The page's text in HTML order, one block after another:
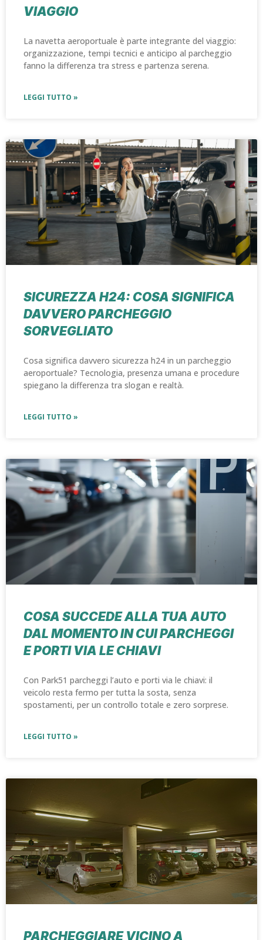
VIAGGIO
La navetta aeroportuale è parte integrante del viaggio:
organizzazione, tempi tecnici e anticipo al parcheggio
fanno la differenza tra stress e partenza serena.
LEGGI TUTTO »
SICUREZZA H24: COSA SIGNIFICA
DAVVERO PARCHEGGIO
SORVEGLIATO
Cosa significa davvero sicurezza h24 in un parcheggio
aeroportuale? Tecnologia, presenza umana e procedure
spiegano la differenza tra slogan e realtà.
LEGGI TUTTO »
COSA SUCCEDE ALLA TUA AUTO
DAL MOMENTO IN CUI PARCHEGGI
E PORTI VIA LE CHIAVI
Con Park51 parcheggi l’auto e porti via le chiavi: il
veicolo resta fermo per tutta la sosta, senza
spostamenti, per un controllo totale e zero sorprese.
LEGGI TUTTO »
PARCHEGGIARE VICINO A